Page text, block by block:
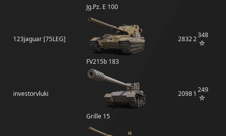
Jg.Pz. E 100
123jaguar [75LEG]
FV215b 183
28322348
investorvluki
Grille 15
20981 249